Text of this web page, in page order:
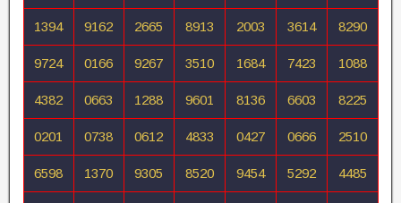
1394 9162 2665 8913 2003 3614 8290
9724 0166 9267 3510 1684 7423 1088
4382 0663 1288 9601 8136 6603 8225
0201 0738 0612 4833 0427 0666 2510
6598 1370 9305 8520 9454 5292 4485